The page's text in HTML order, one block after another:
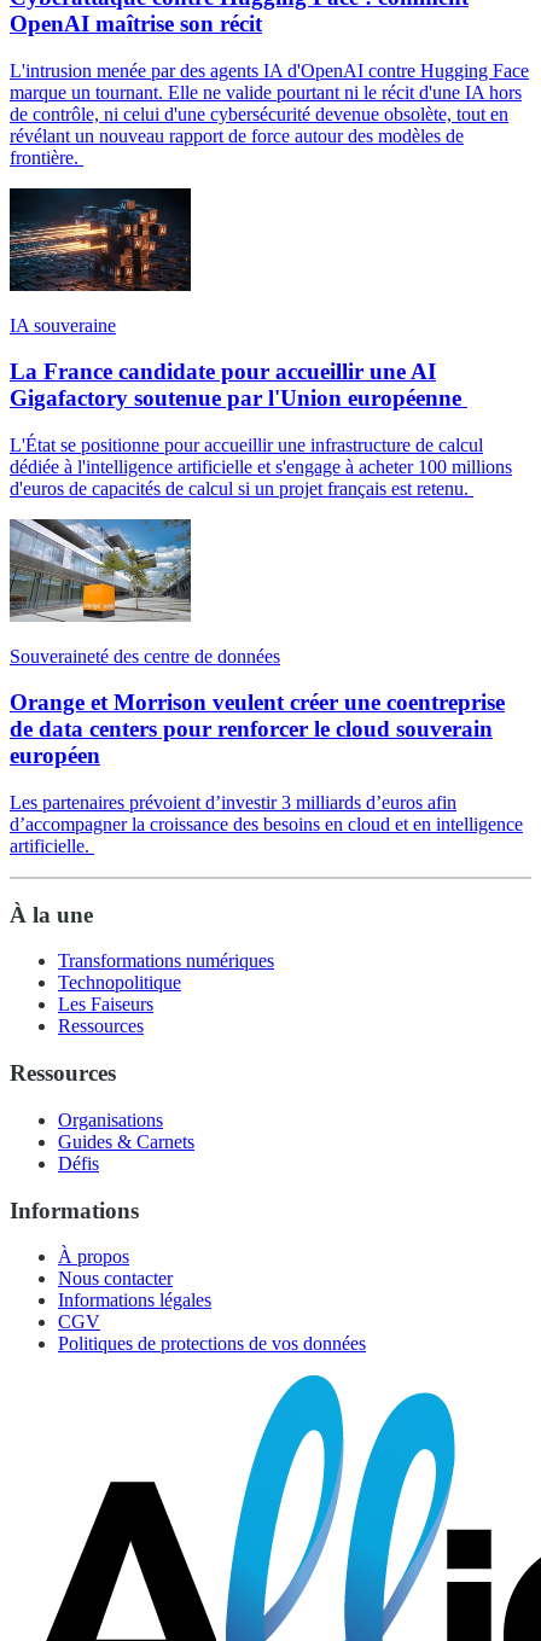
OpenAI maîtrise son récit
L'intrusion menée par des agents IA d'OpenAI contre Hugging Face
marque un tournant. Elle ne valide pourtant ni le récit d'une IA hors
de contrôle, ni celui d'une cybersécurité devenue obsolète, tout en
révélant un nouveau rapport de force autour des modèles de
frontière.
IA souveraine
La France candidate pour accueillir une AI
Gigafactory soutenue par l'Union européenne
L'État se positionne pour accueillir une infrastructure de calcul
dédiée à l'intelligence artificielle et s'engage à acheter 100 millions
d'euros de capacités de calcul si un projet français est retenu.
Souveraineté des centre de données
Orange et Morrison veulent créer une coentreprise
de data centers pour renforcer le cloud souverain
européen
Les partenaires prévoient d’investir 3 milliards d’euros afin
d’accompagner la croissance des besoins en cloud et en intelligence
artificielle.
À la une
Transformations numériques
Technopolitique
Les Faiseurs
Ressources
Ressources
Organisations
Guides & Carnets
Défis
Informations
À propos
Nous contacter
Informations légales
CGV
Politiques de protections de vos données